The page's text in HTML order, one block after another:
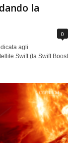
la
0
agli
Swift (la Swift Boost